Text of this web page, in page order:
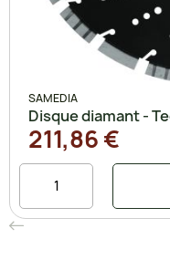
SAMEDIA
Disque diamant -
211,86 €